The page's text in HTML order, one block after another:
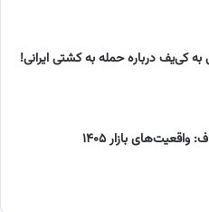
کی‌یف درباره حمله به کشتی ایرانی!
بازار ۱۴۰۵